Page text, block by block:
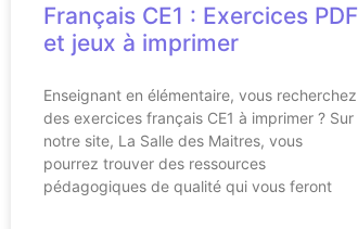
Français CE1 : Exercices PDF
et jeux à imprimer
Enseignant en élémentaire, vous recherchez
des exercices français CE1 à imprimer ? Sur
notre site, La Salle des Maitres, vous
pourrez trouver des ressources
pédagogiques de qualité qui vous feront